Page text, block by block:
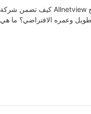
كيف تضمن شركة Allnetview موثوقية المنتج
وعمره الافتراضي؟ ما هي